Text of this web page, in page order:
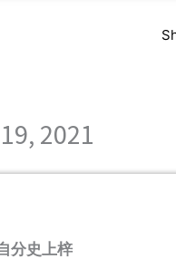
2021
分史上梓